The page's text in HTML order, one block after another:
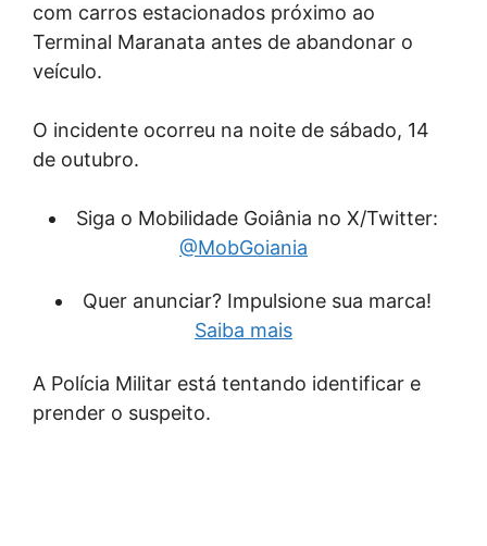
com carros estacionados próximo ao
Terminal Maranata antes de abandonar o
veículo.
O incidente ocorreu na noite de sábado, 14
de outubro.
Siga o Mobilidade Goiânia no X/Twitter:
@MobGoiania
Quer anunciar? Impulsione sua marca!
Saiba mais
A Polícia Militar está tentando identificar e
prender o suspeito.